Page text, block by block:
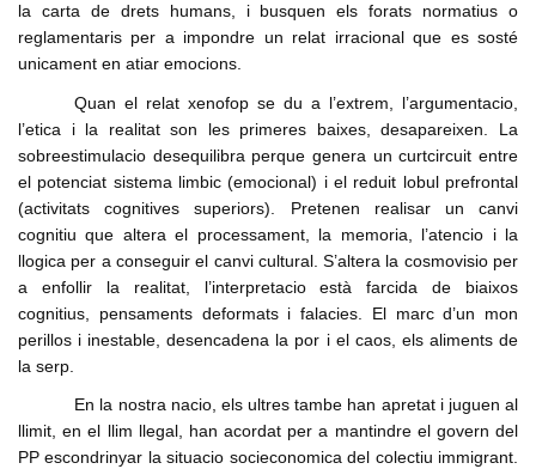
la carta de drets humans, i busquen els forats normatius o
reglamentaris per a impondre un relat irracional que es sosté
unicament en atiar emocions.
Quan el relat xenofop se du a l’extrem, l’argumentacio,
l’etica i la realitat son les primeres baixes, desapareixen. La
sobreestimulacio desequilibra perque genera un curtcircuit entre
el potenciat sistema limbic (emocional) i el reduit lobul prefrontal
(activitats cognitives superiors). Pretenen realisar un canvi
cognitiu que altera el processament, la memoria, l’atencio i la
llogica per a conseguir el canvi cultural. S’altera la cosmovisio per
a enfollir la realitat, l’interpretacio està farcida de biaixos
cognitius, pensaments deformats i falacies. El marc d’un mon
perillos i inestable, desencadena la por i el caos, els aliments de
la serp.
En la nostra nacio, els ultres tambe han apretat i juguen al
llimit, en el llim llegal, han acordat per a mantindre el govern del
PP escondrinyar la situacio socieconomica del colectiu immigrant.